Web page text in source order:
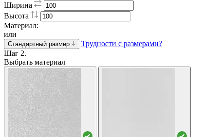
Ширина
Высота
Материал:
или
Стандартный размер
Трудности с размерами?
Шаг 2.
Выбрать материал